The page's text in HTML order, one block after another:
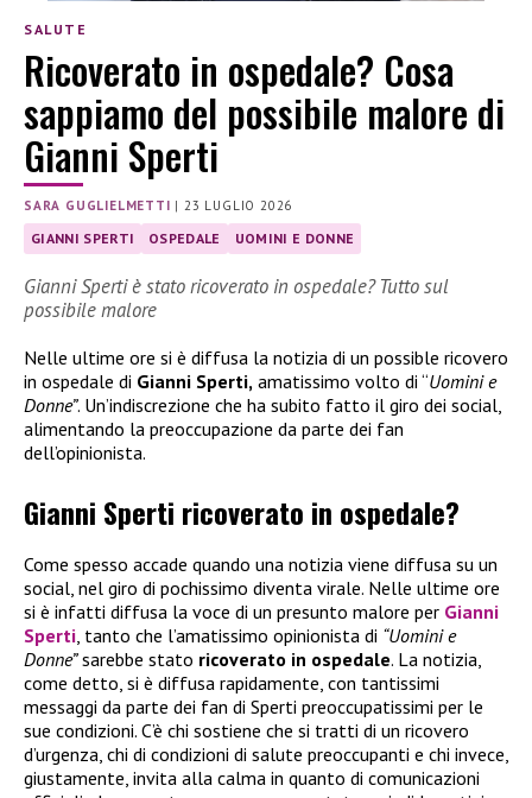
SALUTE
Ricoverato in ospedale? Cosa
sappiamo del possibile malore di
Gianni Sperti
SARA GUGLIELMETTI |23 LUGLIO 2026
GIANNI SPERTI OSPEDALE UOMINI E DONNE
Gianni Sperti è stato ricoverato in ospedale? Tutto sul
possibile malore
Nelle ultime ore si è diffusa la notizia di un possible ricovero
in ospedale di Gianni Sperti, amatissimo volto di “Uomini e
Donne”. Un’indiscrezione che ha subito fatto il giro dei social,
alimentando la preoccupazione da parte dei fan
dell’opinionista.
Gianni Sperti ricoverato in ospedale?
Come spesso accade quando una notizia viene diffusa su un
social, nel giro di pochissimo diventa virale. Nelle ultime ore
si è infatti diffusa la voce di un presunto malore per Gianni
Sperti, tanto che l’amatissimo opinionista di “Uomini e
Donne”sarebbe stato ricoverato in ospedale. La notizia,
come detto, si è diffusa rapidamente, con tantissimi
messaggi da parte dei fan di Sperti preoccupatissimi per le
sue condizioni. C’è chi sostiene che si tratti di un ricovero
d’urgenza, chi di condizioni di salute preoccupanti e chi invece,
giustamente, invita alla calma in quanto di comunicazioni